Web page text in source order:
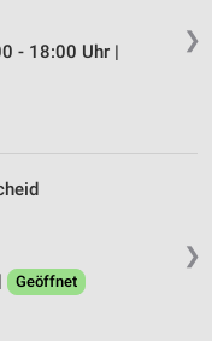
❯
- 18:00 Uhr |
❯
Geöffnet